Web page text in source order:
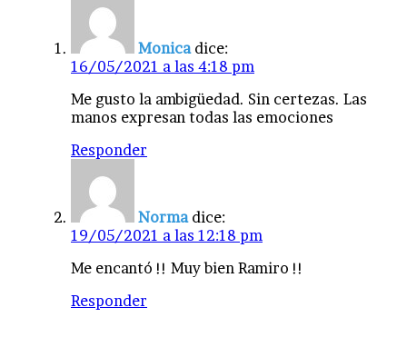
Monica dice:
16/05/2021 a las 4:18 pm
Me gusto la ambigüedad. Sin certezas. Las
manos expresan todas las emociones
Responder
Norma dice:
19/05/2021 a las 12:18 pm
Me encantó !! Muy bien Ramiro !!
Responder